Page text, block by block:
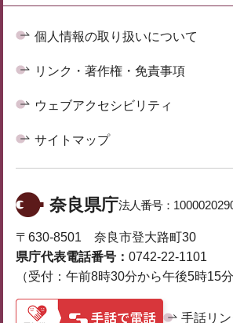
個人情報の取り扱いについて
リンク・著作権・免責事項
ウェブアクセシビリティ
サイトマップ
奈良県庁法人番号：
〒630-8501 奈良市登大路町30
県庁代表電話番号： 0742-22-1101
（受付：午前8時30分から午後5時15分
手話リ